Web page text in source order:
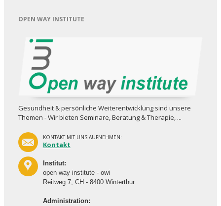
OPEN WAY INSTITUTE
Gesundheit & persönliche Weiterent­wicklung sind unsere
Themen - Wir bieten Seminare, Beratung & Therapie, ...
KONTAKT MIT UNS AUFNEHMEN:
Kontakt
Institut:
open way institute - owi
Reitweg 7, CH - 8400 Winterthur
Administration: